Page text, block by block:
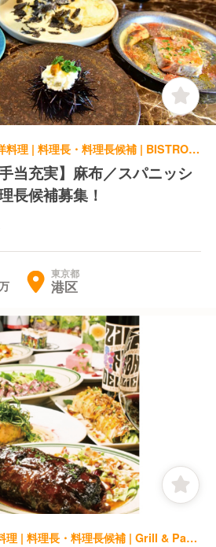
スペイン料理, 洋食・西洋料理 | 料理長・料理長候補 | BISTRO CRESTA
当充実】麻布／スパニッシ
長候補募集！
東京都
港区
イタリアン, 洋食・西洋料理 | 料理長・料理長候補 | Grill & Pasta es